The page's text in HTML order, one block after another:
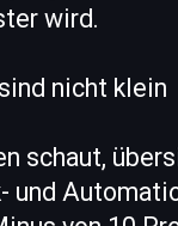
wird.
nicht klein
schaut,